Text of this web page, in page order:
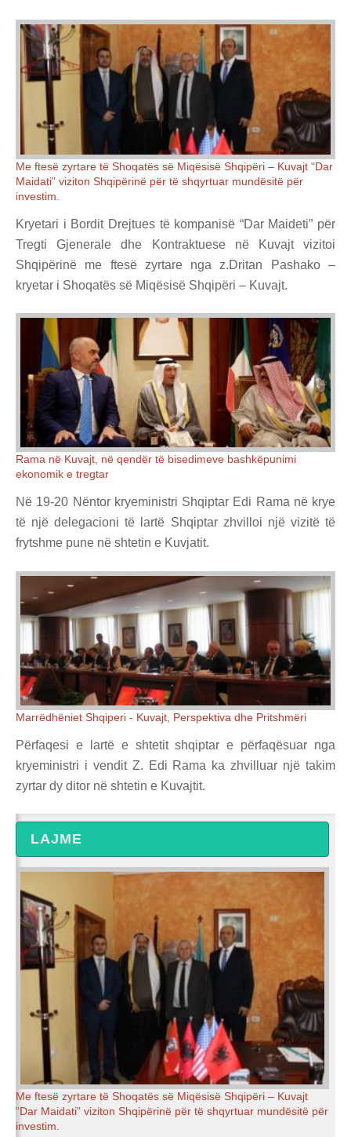
Me ftesë zyrtare të Shoqatës së Miqësisë Shqipëri – Kuvajt “Dar
Maidati” viziton Shqipërinë për të shqyrtuar mundësitë për
investim.
Kryetari i Bordit Drejtues të kompanisë “Dar Maideti” për
Tregti Gjenerale dhe Kontraktuese në Kuvajt vizitoi
Shqipërinë me ftesë zyrtare nga z.Dritan Pashako –
kryetar i Shoqatës së Miqësisë Shqipëri – Kuvajt.
Rama në Kuvajt, në qendër të bisedimeve bashkëpunimi
ekonomik e tregtar
Në 19-20 Nëntor kryeministri Shqiptar Edi Rama në krye
të një delegacioni të lartë Shqiptar zhvilloi një vizitë të
frytshme pune në shtetin e Kuvjatit.
Marrëdhëniet Shqiperi - Kuvajt, Perspektiva dhe Pritshmëri
Përfaqesi e lartë e shtetit shqiptar e përfaqësuar nga
kryeministri i vendit Z. Edi Rama ka zhvilluar një takim
zyrtar dy ditor në shtetin e Kuvajtit.
LAJME
Me ftesë zyrtare të Shoqatës së Miqësisë Shqipëri – Kuvajt
“Dar Maidati” viziton Shqipërinë për të shqyrtuar mundësitë për
investim.